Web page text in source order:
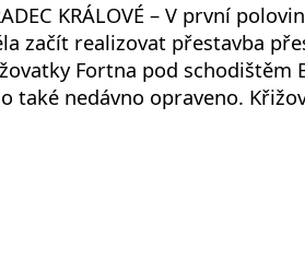
KRÁLOVÉ – V první
začít realizovat přestavba
Fortna pod schodištěm
také nedávno opraveno.